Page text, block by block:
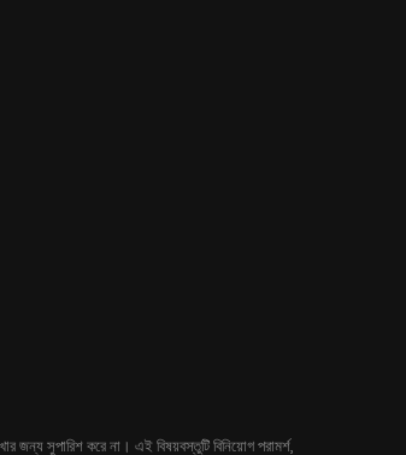
সুপারিশ করে না। এই বিষয়বস্তুটি বিনিয়োগ পরামর্শ,